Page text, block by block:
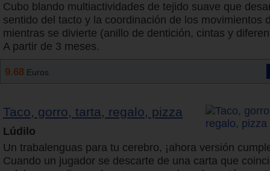
Cubo blando multiactividades de tejido suave que
sentido del tacto y la coordinación de los movimientos
mientras se divierte (anillo de dentición, cintas y
A partir de 3 meses.
9.68 Euros
Taco, gorro, tarta, regalo, pizza
Lúdilo
Un trabalenguas para tu cerebro, ¡ahora versión
Cuando un jugador se descarte de una carta que